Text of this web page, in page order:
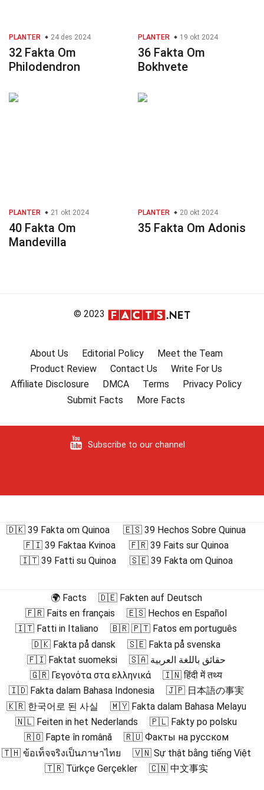
PLANTER 24 des 2024
32 Fakta Om
Philodendron
PLANTER 19 okt 2024
36 Fakta Om
Bokhvete
PLANTER 21 okt 2024
40 Fakta Om
Mandevilla
PLANTER 20 okt 2024
35 Fakta Om Adonis
© 2023
About Us Editorial Policy
Meet the Team
Product Review
Contact Us
Write For Us
Affiliate Disclosure
DMCA Terms
Privacy Policy
Submit Facts
More Facts
Subscribe to our channel
🇩🇰 39 Fakta om Quinoa
🇪🇸 39 Hechos Sobre Quinua
🇫🇮 39 Faktaa Kvinoa
🇫🇷 39 Faits sur Quinoa
🇮🇹 39 Fatti su Quinoa
🇸🇪 39 Fakta om Quinoa
🌍 Facts
🇩🇪 Fakten auf Deutsch
🇫🇷 Faits en français
🇪🇸 Hechos en Español
🇮🇹 Fatti in Italiano
🇧🇷 🇵🇹 Fatos em português
🇩🇰 Fakta på dansk
🇸🇪 Fakta på svenska
🇫🇮 Faktat suomeksi
🇸🇦 حقائق باللغة العربية
🇬🇷 Γεγονότα στα ελληνικά
🇮🇳 हिंदी में तथ्य
🇮🇩 Fakta dalam Bahasa Indonesia
🇯🇵 日本語の事実
🇰🇷 한국어로 된 사실
🇲🇾 Fakta dalam Bahasa Melayu
🇳🇱 Feiten in het Nederlands
🇵🇱 Fakty po polsku
🇷🇴 Fapte în română
🇷🇺 Факты на русском
🇹🇭 ข้อเท็จจริงเป็นภาษาไทย
🇻🇳 Sự thật bằng tiếng Việt
🇹🇷 Türkçe Gerçekler
🇨🇳 中文事实